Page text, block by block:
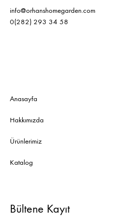
info@orhanshomegarden.com
0(282) 293 34 58
Anasayfa
Hakkımızda
Ürünlerimiz
Katalog
Bültene Kayıt